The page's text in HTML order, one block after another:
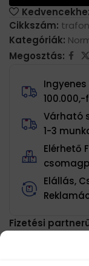
Cikkszám:
Kategóriák:
Megosztás:
Várható
1-3
Elérhető
Elállás,
Fizetési